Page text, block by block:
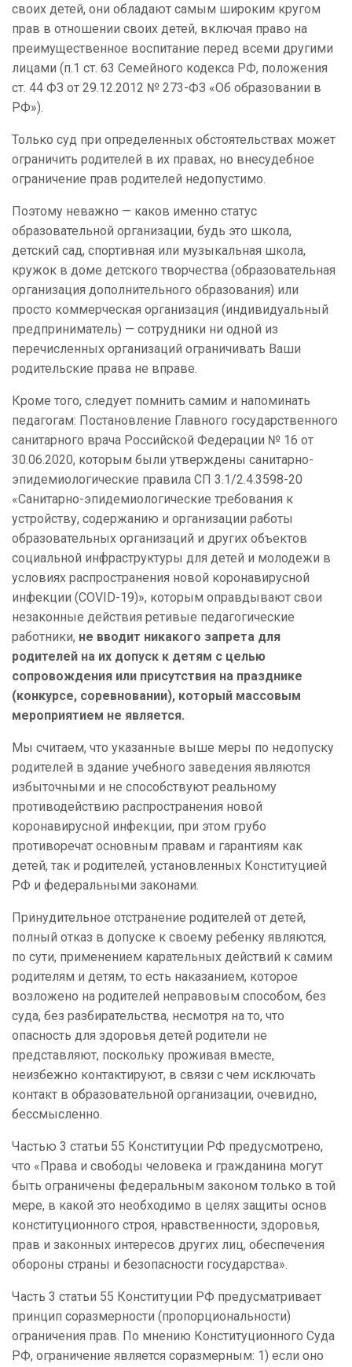
своих детей, они обладают самым широким кругом
прав в отношении своих детей, включая право на
преимущественное воспитание перед всеми другими
лицами (п.1 ст. 63 Семейного кодекса РФ, положения
ст. 44 ФЗ от 29.12.2012 № 273-ФЗ «Об образовании в
РФ»).
Только суд при определенных обстоятельствах может
ограничить родителей в их правах, но внесудебное
ограничение прав родителей недопустимо.
Поэтому неважно — каков именно статус
образовательной организации, будь это школа,
детский сад, спортивная или музыкальная школа,
кружок в доме детского творчества (образовательная
организация дополнительного образования) или
просто коммерческая организация (индивидуальный
предприниматель) — сотрудники ни одной из
перечисленных организаций ограничивать Ваши
родительские права не вправе.
Кроме того, следует помнить самим и напоминать
педагогам: Постановление Главного государственного
санитарного врача Российской Федерации № 16 от
30.06.2020, которым были утверждены санитарно-
эпидемиологические правила СП 3.1/2.4.3598-20
«Санитарно-эпидемиологические требования к
устройству, содержанию и организации работы
образовательных организаций и других объектов
социальной инфраструктуры для детей и молодежи в
условиях распространения новой коронавирусной
инфекции (COVID-19)», которым оправдывают свои
незаконные действия ретивые педагогические
работники, не вводит никакого запрета для
родителей на их допуск к детям с целью
сопровождения или присутствия на празднике
(конкурсе, соревновании), который массовым
мероприятием не является.
Мы считаем, что указанные выше меры по недопуску
родителей в здание учебного заведения являются
избыточными и не способствуют реальному
противодействию распространения новой
коронавирусной инфекции, при этом грубо
противоречат основным правам и гарантиям как
детей, так и родителей, установленных Конституцией
РФ и федеральными законами.
Принудительное отстранение родителей от детей,
полный отказ в допуске к своему ребенку являются,
по сути, применением карательных действий к самим
родителям и детям, то есть наказанием, которое
возложено на родителей неправовым способом, без
суда, без разбирательства, несмотря на то, что
опасность для здоровья детей родители не
представляют, поскольку проживая вместе,
неизбежно контактируют, в связи с чем исключать
контакт в образовательной организации, очевидно,
бессмысленно.
Частью 3 статьи 55 Конституции РФ предусмотрено,
что «Права и свободы человека и гражданина могут
быть ограничены федеральным законом только в той
мере, в какой это необходимо в целях защиты основ
конституционного строя, нравственности, здоровья,
прав и законных интересов других лиц, обеспечения
обороны страны и безопасности государства».
Часть 3 статьи 55 Конституции РФ предусматривает
принцип соразмерности (пропорциональности)
ограничения прав. По мнению Конституционного Суда
РФ, ограничение является соразмерным: 1) если оно